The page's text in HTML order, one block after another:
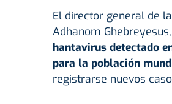
El director general de
Adhanom
hantavirus detectado
para la población
registrarse nuevos